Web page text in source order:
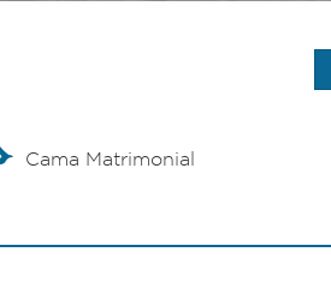
Cama Matrimonial